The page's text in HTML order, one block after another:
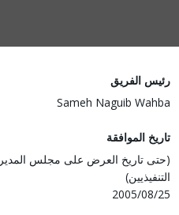
رئيس الفريق
Sameh Naguib Wahba
تاريخ الموافقة
(حتى تاريخ العرض على مجلس
التنفيذيين)
2005/08/25